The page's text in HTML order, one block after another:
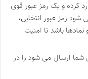
کرده و یک رمز عبور قوی
رمز عبور انتخابی،
باشد تا امنیت
شما ارسال می شود را در